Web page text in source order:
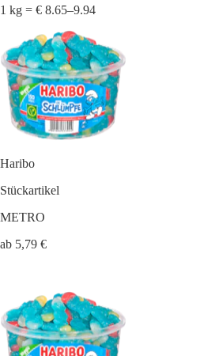
1 kg = € 8.65–9.94
Haribo
Stückartikel
METRO
ab 5,79 €